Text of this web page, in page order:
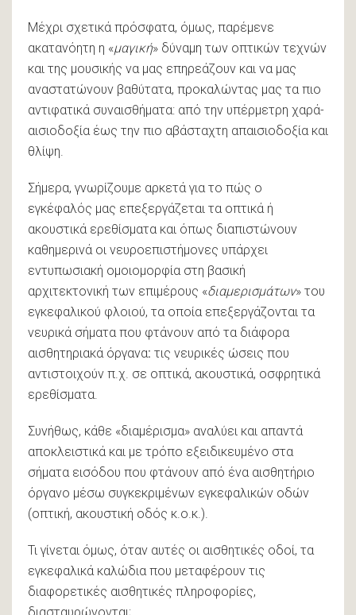
Mέχρι σχετικά πρόσφατα, όμως, παρέμενε
ακατανόητη η «μαγική» δύναμη των οπτικών τεχνών
και της μουσικής να μας επηρεάζουν και να μας
αναστατώνουν βαθύτατα, προκαλώντας μας τα πιο
αντιφατικά συναισθήματα: από την υπέρμετρη χαρά-
αισιοδοξία έως την πιο αβάσταχτη απαισιοδοξία και
θλίψη.
Σήμερα, γνωρίζουμε αρκετά για το πώς ο
εγκέφαλός μας επεξεργάζεται τα οπτικά ή
ακουστικά ερεθίσματα και όπως διαπιστώνουν
καθημερινά οι νευροεπιστήμονες υπάρχει
εντυπωσιακή ομοιομορφία στη βασική
αρχιτεκτονική των επιμέρους «διαμερισμάτων» του
εγκεφαλικού φλοιού, τα οποία επεξεργάζονται τα
νευρικά σήματα που φτάνουν από τα διάφορα
αισθητηριακά όργανα: τις νευρικές ώσεις που
αντιστοιχούν π.χ. σε οπτικά, ακουστικά, οσφρητικά
ερεθίσματα.
Συνήθως, κάθε «διαμέρισμα» αναλύει και απαντά
αποκλειστικά και με τρόπο εξειδικευμένο στα
σήματα εισόδου που φτάνουν από ένα αισθητήριο
όργανο μέσω συγκεκριμένων εγκεφαλικών οδών
(οπτική, ακουστική οδός κ.ο.κ.).
Τι γίνεται όμως, όταν αυτές οι αισθητικές οδοί, τα
εγκεφαλικά καλώδια που μεταφέρουν τις
διαφορετικές αισθητικές πληροφορίες,